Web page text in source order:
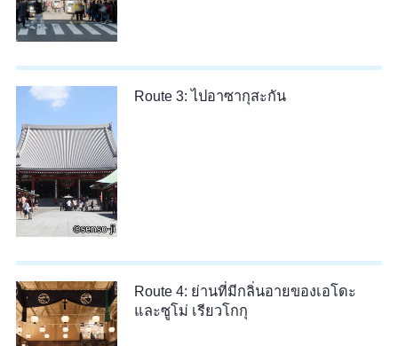
Route 3: ไปอาซากุสะกัน
Route 4: ย่านที่มีกลิ่นอายของเอโดะ
และซูโม่ เรียวโกกุ